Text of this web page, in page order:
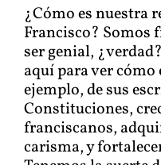
¿Cómo es nuestra
Francisco? Somos
ser genial,
aquí para ver
ejemplo, de sus
Constituciones,
franciscanos,
carisma, y